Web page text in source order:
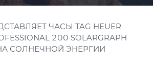
ЧАСЫ TAG HEUER
200 SOLARGRAPH
СОЛНЕЧНОЙ ЭНЕРГИИ